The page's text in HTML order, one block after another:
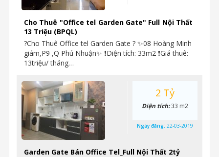
Cho Thuê "Office tel Garden Gate" Full Nội Thất
13 Triệu (BPQL)
?Cho Thuê Office tel Garden Gate ? ✨08 Hoàng Minh
giám,P9 ,Q Phú Nhuận✨ ❗Diện tích: 33m2 ❗Giá thuê:
13triệu/ tháng…
Garden Gate Bán Office Tel_Full Nội Thất 2tỷ
2 Tỷ
Diện tích:33 m2
Ngày đăng: 22-03-2019